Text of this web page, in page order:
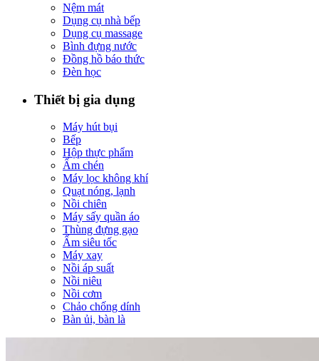
Nệm mát
Dụng cụ nhà bếp
Dụng cụ massage
Bình đựng nước
Đồng hồ báo thức
Đèn học
Thiết bị gia dụng
Máy hút bụi
Bếp
Hộp thực phẩm
Ấm chén
Máy lọc không khí
Quạt nóng, lạnh
Nồi chiên
Máy sấy quần áo
Thùng đựng gạo
Ấm siêu tốc
Máy xay
Nồi áp suất
Nồi niêu
Nồi cơm
Chảo chống dính
Bàn ủi, bàn là